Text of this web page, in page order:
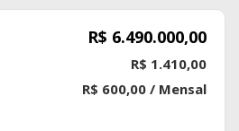
R$ 6.490.000,00
R$ 1.410,00
R$ 600,00 / Mensal